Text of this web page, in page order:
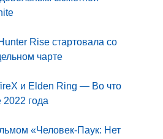
Rise стартовала со
чарте
и Elden Ring — Во что
2022 года
«Человек-Паук: Нет